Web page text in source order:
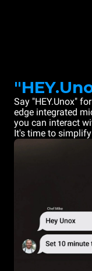
Say "HEY.Unox"
edge integrated
you can interact
It's time to